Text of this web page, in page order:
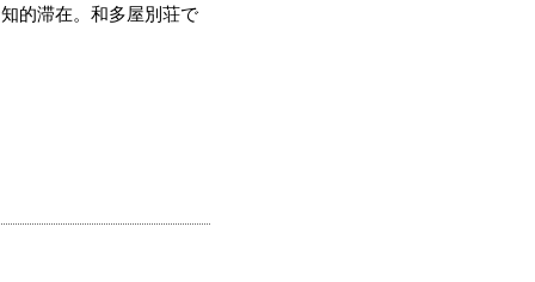
的滞在。和多屋別荘で